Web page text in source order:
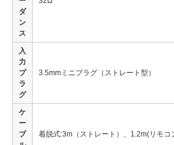
ダ
ン
ス
入
力
プ
ラ
グ
3.5mmミニプラグ（ストレート型）
ケ
ー
ブ
着脱式:3m（ストレート）、1.2m(リモコ